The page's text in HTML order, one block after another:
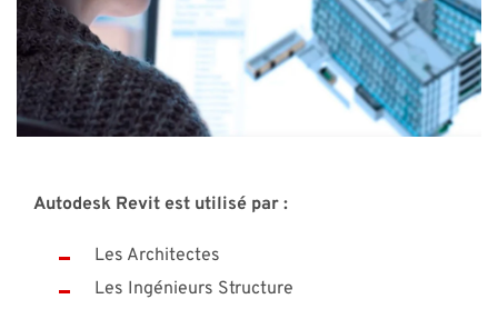
Autodesk Revit est utilisé par :
Les Architectes
Les Ingénieurs Structure